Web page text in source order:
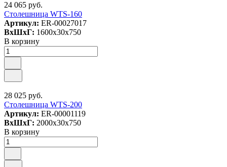
24 065 руб.
Столешница WTS-160
Артикул: ER-00027017
ВxШxГ: 1600x30x750
В корзину
28 025 руб.
Столешница WTS-200
Артикул: ER-00001119
ВxШxГ: 2000x30x750
В корзину